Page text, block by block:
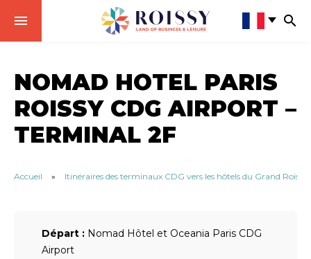
NOMAD HOTEL PARIS
ROISSY CDG AIRPORT –
TERMINAL 2F
Accueil » Itinéraires des terminaux CDG vers les hôtels du Grand Roissy
Départ : Nomad Hôtel et Oceania Paris CDG
Airport